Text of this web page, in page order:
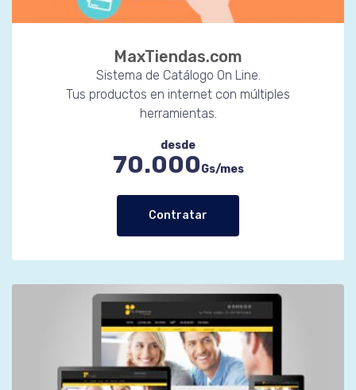
MaxTiendas.com
Sistema de Catálogo On Line.
Tus productos en internet con múltiples
herramientas.
desde
70.000Gs/mes
Contratar